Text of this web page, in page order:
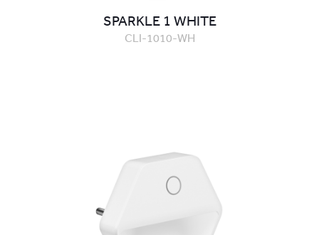
SPARKLE 1 WHITE
CLI-1010-WH